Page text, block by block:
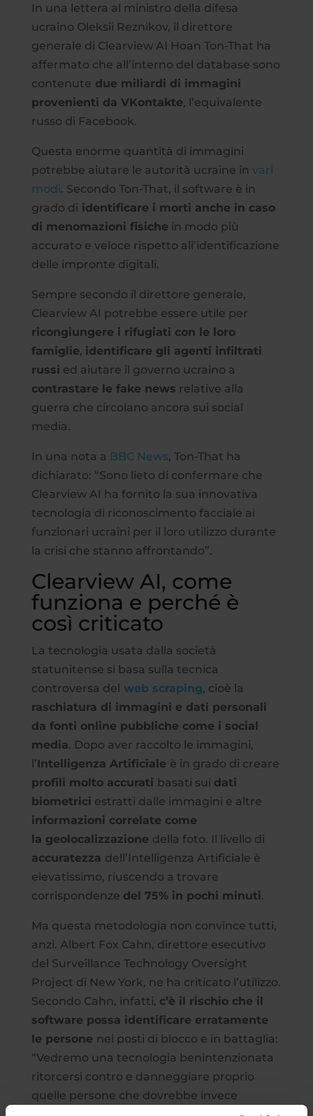
In una lettera al ministro della difesa
ucraino Oleksii Reznikov, il direttore
generale di Clearview AI Hoan Ton-That ha
affermato che all’interno del database sono
contenute due miliardi di immagini
provenienti da VKontakte, l’equivalente
russo di Facebook.
Questa enorme quantità di immagini
potrebbe aiutare le autorità ucraine in vari
modi. Secondo Ton-That, il software è in
grado di identificare i morti anche in caso
di menomazioni fisiche in modo più
accurato e veloce rispetto all’identificazione
delle impronte digitali.
Sempre secondo il direttore generale,
Clearview AI potrebbe essere utile per
ricongiungere i rifugiati con le loro
famiglie, identificare gli agenti infiltrati
russi ed aiutare il governo ucraino a
contrastare le fake news relative alla
guerra che circolano ancora sui social
media.
In una nota a BBC News, Ton-That ha
dichiarato: “Sono lieto di confermare che
Clearview AI ha fornito la sua innovativa
tecnologia di riconoscimento facciale ai
funzionari ucraini per il loro utilizzo durante
la crisi che stanno affrontando”.
Clearview AI, come
funziona e perché è
così criticato
La tecnologia usata dalla società
statunitense si basa sulla tecnica
controversa del web scraping, cioè la
raschiatura di immagini e dati personali
da fonti online pubbliche come i social
media. Dopo aver raccolto le immagini,
l’Intelligenza Artificiale è in grado di creare
profili molto accurati basati sui dati
biometrici estratti dalle immagini e altre
informazioni correlate come
la geolocalizzazione della foto. Il livello di
accuratezza dell’Intelligenza Artificiale è
elevatissimo, riuscendo a trovare
corrispondenze del 75% in pochi minuti.
Ma questa metodologia non convince tutti,
anzi. Albert Fox Cahn, direttore esecutivo
del Surveillance Technology Oversight
Project di New York, ne ha criticato l’utilizzo.
Secondo Cahn, infatti, c’è il rischio che il
software possa identificare erratamente
le persone nei posti di blocco e in battaglia:
“Vedremo una tecnologia benintenzionata
ritorcersi contro e danneggiare proprio
quelle persone che dovrebbe invece